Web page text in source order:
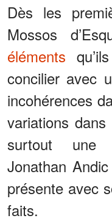
Dès les
Mossos
éléments
concilier avec
incohérences
variations
surtout une
Jonathan
présente avec
faits.